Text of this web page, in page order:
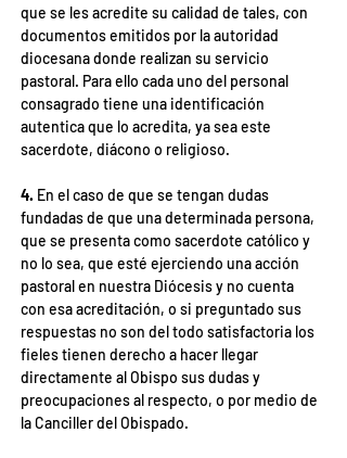
que se les acredite su calidad de tales, con
documentos emitidos por la autoridad
diocesana donde realizan su servicio
pastoral. Para ello cada uno del personal
consagrado tiene una identificación
autentica que lo acredita, ya sea este
sacerdote, diácono o religioso.
4. En el caso de que se tengan dudas
fundadas de que una determinada persona,
que se presenta como sacerdote católico y
no lo sea, que esté ejerciendo una acción
pastoral en nuestra Diócesis y no cuenta
con esa acreditación, o si preguntado sus
respuestas no son del todo satisfactoria los
fieles tienen derecho a hacer llegar
directamente al Obispo sus dudas y
preocupaciones al respecto, o por medio de
la Canciller del Obispado.